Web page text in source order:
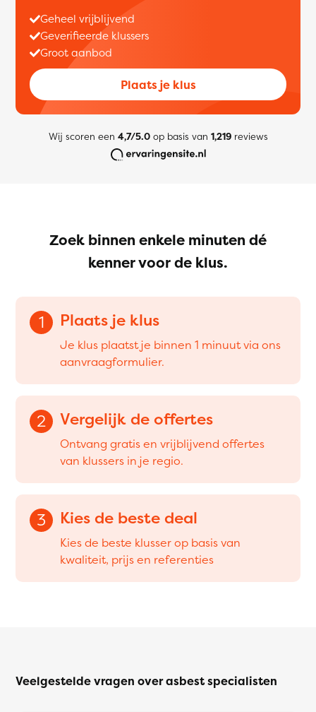
Geheel vrijblijvend
Geverifieerde klussers
Groot aanbod
Plaats je klus
Wij scoren een 4,7/5.0op basis van 1,219reviews
Zoek binnen enkele minuten dé
kenner voor de klus.
1 Plaats je klus
Je klus plaatst je binnen 1 minuut via ons
aanvraagformulier.
2 Vergelijk de offertes
Ontvang gratis en vrijblijvend offertes
van klussers in je regio.
3 Kies de beste deal
Kies de beste klusser op basis van
kwaliteit, prijs en referenties
Veelgestelde vragen over asbest specialisten